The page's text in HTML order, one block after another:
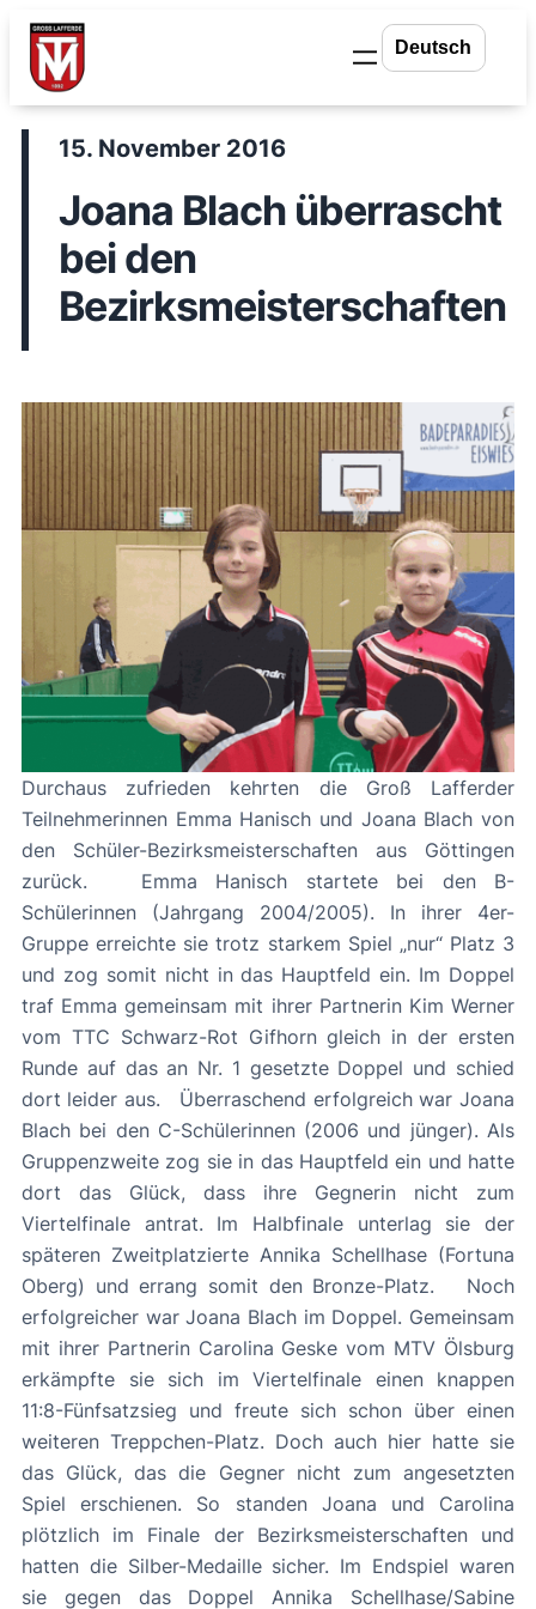
Zum
Inhalt
springen
15. November 2016
Joana Blach überrascht
bei den
Bezirksmeisterschaften
Durchaus zufrieden kehrten die Groß Lafferder
Teilnehmerinnen Emma Hanisch und Joana Blach von
den Schüler-Bezirksmeisterschaften aus Göttingen
zurück. Emma Hanisch startete bei den B-
Schülerinnen (Jahrgang 2004/2005). In ihrer 4er-
Gruppe erreichte sie trotz starkem Spiel „nur“ Platz 3
und zog somit nicht in das Hauptfeld ein. Im Doppel
traf Emma gemeinsam mit ihrer Partnerin Kim Werner
vom TTC Schwarz-Rot Gifhorn gleich in der ersten
Runde auf das an Nr. 1 gesetzte Doppel und schied
dort leider aus. Überraschend erfolgreich war Joana
Blach bei den C-Schülerinnen (2006 und jünger). Als
Gruppenzweite zog sie in das Hauptfeld ein und hatte
dort das Glück, dass ihre Gegnerin nicht zum
Viertelfinale antrat. Im Halbfinale unterlag sie der
späteren Zweitplatzierte Annika Schellhase (Fortuna
Oberg) und errang somit den Bronze-Platz. Noch
erfolgreicher war Joana Blach im Doppel. Gemeinsam
mit ihrer Partnerin Carolina Geske vom MTV Ölsburg
erkämpfte sie sich im Viertelfinale einen knappen
11:8-Fünfsatzsieg und freute sich schon über einen
weiteren Treppchen-Platz. Doch auch hier hatte sie
das Glück, das die Gegner nicht zum angesetzten
Spiel erschienen. So standen Joana und Carolina
plötzlich im Finale der Bezirksmeisterschaften und
hatten die Silber-Medaille sicher. Im Endspiel waren
sie gegen das Doppel Annika Schellhase/Sabine